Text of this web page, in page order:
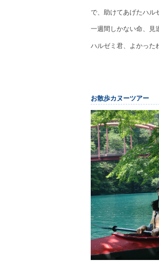
で、助けてあげたハル
一週間しかない命、見
ハルゼミ君、よかった
お散歩カヌーツアー